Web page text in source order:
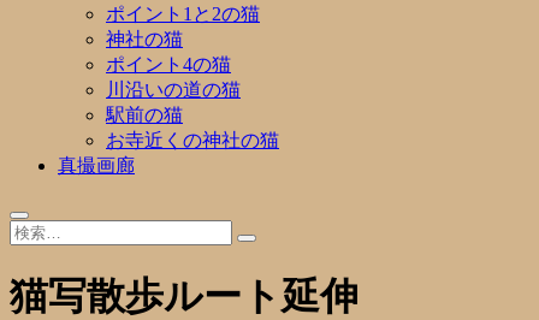
ポイント1と2の猫
神社の猫
ポイント4の猫
川沿いの道の猫
駅前の猫
お寺近くの神社の猫
真撮画廊
猫写散歩ルート延伸